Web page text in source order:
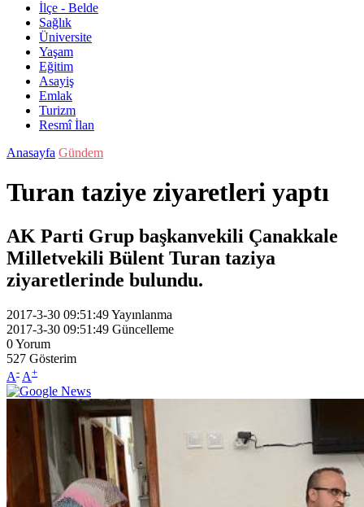
İlçe - Belde
Sağlık
Üniversite
Yaşam
Eğitim
Asayiş
Emlak
Turizm
Resmî İlan
Anasayfa Gündem
Turan taziye ziyaretleri yaptı
AK Parti Grup başkanvekili Çanakkale
Milletvekili Bülent Turan taziya
ziyaretlerinde bulundu.
2017-3-30 09:51:49Yayınlanma
2017-3-30 09:51:49 Güncelleme
0Yorum
527 Gösterim
A- A+